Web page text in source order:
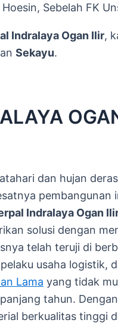
Sebelah FK
Indralaya Ogan Ilir,
Sekayu.
dan hujan
pembangunan
Indralaya Ogan
solusi dengan
telah teruji di
usaha logistik,
Lama yang tidak
tahun.
berkualitas tinggi